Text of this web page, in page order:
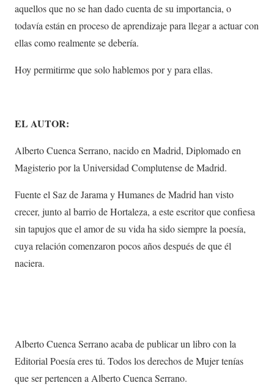
aquellos que no se han dado cuenta de su importancia, o
todavía están en proceso de aprendizaje para llegar a actuar con
ellas como realmente se debería.
Hoy permitirme que solo hablemos por y para ellas.
EL AUTOR:
Alberto Cuenca Serrano, nacido en Madrid, Diplomado en
Magisterio por la Universidad Complutense de Madrid.
Fuente el Saz de Jarama y Humanes de Madrid han visto
crecer, junto al barrio de Hortaleza, a este escritor que confiesa
sin tapujos que el amor de su vida ha sido siempre la poesía,
cuya relación comenzaron pocos años después de que él
naciera.
Alberto Cuenca Serrano acaba de publicar un libro con la
Editorial Poesía eres tú. Todos los derechos de Mujer tenías
que ser pertencen a Alberto Cuenca Serrano.